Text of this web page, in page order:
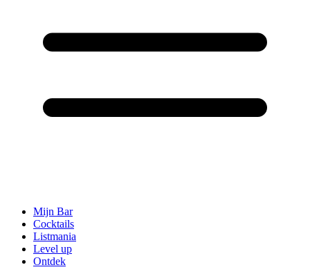
Mijn Bar
Cocktails
Listmania
Level up
Ontdek